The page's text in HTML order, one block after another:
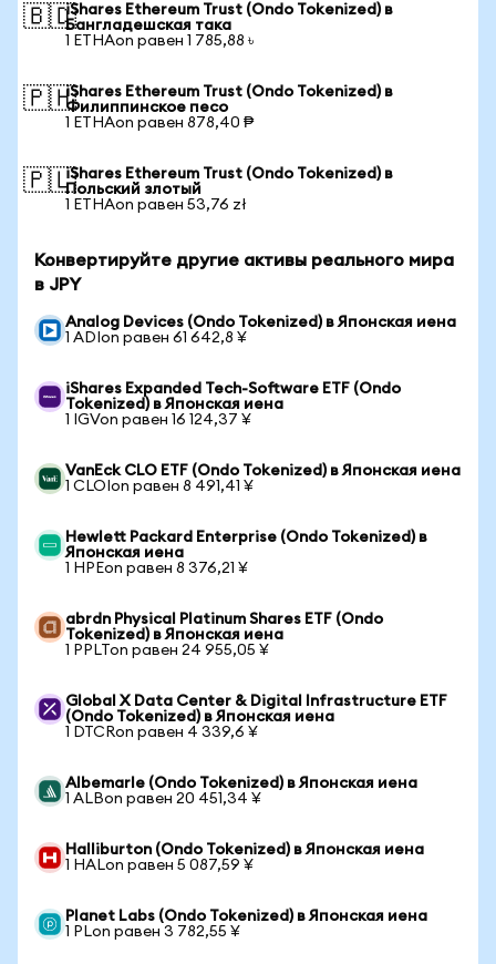
🇧🇩iShares Ethereum Trust (Ondo Tokenized) в
Бангладешская така
1 ETHAon равен 1 785,88 ৳
🇵🇭iShares Ethereum Trust (Ondo Tokenized) в
Филиппинское песо
1 ETHAon равен 878,40 ₱
🇵🇱iShares Ethereum Trust (Ondo Tokenized) в
Польский злотый
1 ETHAon равен 53,76 zł
Конвертируйте другие активы реального мира
в JPY
Analog Devices (Ondo Tokenized) в Японская иена
1 ADIon равен 61 642,8 ¥
iShares Expanded Tech-Software ETF (Ondo
Tokenized) в Японская иена
1 IGVon равен 16 124,37 ¥
VanEck CLO ETF (Ondo Tokenized) в Японская иена
1 CLOIon равен 8 491,41 ¥
Hewlett Packard Enterprise (Ondo Tokenized) в
Японская иена
1 HPEon равен 8 376,21 ¥
abrdn Physical Platinum Shares ETF (Ondo
Tokenized) в Японская иена
1 PPLTon равен 24 955,05 ¥
Global X Data Center & Digital Infrastructure ETF
(Ondo Tokenized) в Японская иена
1 DTCRon равен 4 339,6 ¥
Albemarle (Ondo Tokenized) в Японская иена
1 ALBon равен 20 451,34 ¥
Halliburton (Ondo Tokenized) в Японская иена
1 HALon равен 5 087,59 ¥
Planet Labs (Ondo Tokenized) в Японская иена
1 PLon равен 3 782,55 ¥